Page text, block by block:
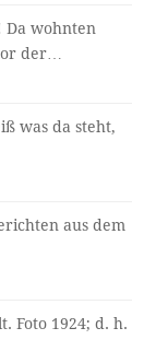
Da wohnten
der…
was da steht,
aus dem
Foto 1924; d. h.